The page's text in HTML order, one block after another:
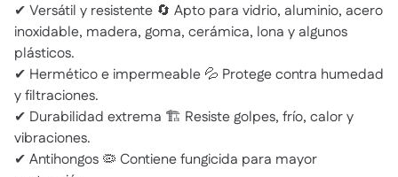
✔ Versátil y resistente 🔄 Apto para vidrio, aluminio, acero
inoxidable, madera, goma, cerámica, lona y algunos
plásticos.
✔ Hermético e impermeable 💦 Protege contra humedad
y filtraciones.
✔ Durabilidad extrema 🏗 Resiste golpes, frío, calor y
vibraciones.
✔ Antihongos 🦠 Contiene fungicida para mayor